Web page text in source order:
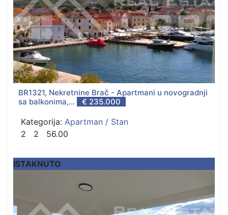
BR1321, Nekretnine Brač - Apartmani u novogradnji
sa balkonima,...
€ 235.000
Kategorija: Apartman / Stan
2
2 56.00
ISTAKNUTO